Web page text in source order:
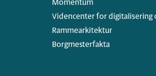
Momentum
Videncenter for digitalisering
Rammearkitektur
Borgmesterfakta